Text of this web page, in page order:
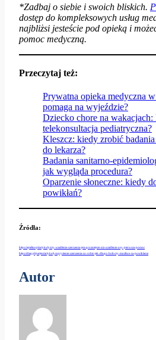
*Zadbaj o siebie i swoich bliskich. P
dostęp do kompleksowych usług
najbliżsi jesteście pod opieką i
pomoc medyczną.
Przeczytaj też:
Prywatna opieka medyczna
pomaga na wyjeździe?
Dziecko chore na wakacjach:
telekonsultacja pediatryczna?
Kleszcz: kiedy zrobić
do lekarza?
Badania sanitarno-
jak wygląda procedura?
Oparzenie słoneczne: kiedy
powikłań?
Źródła:
https://apteline.pl/artykuly/czy-uzadlenie-szerszenia-jest-grozniejsze-niz-uzadlenie-osy-pierwsza-pomoc
https://diag.pl/pacjent/artykuly/ugryzienie-szerszenia-co-robic-jak-dlugo-boli-czy-mozliwe-sa-powiklania
Autor